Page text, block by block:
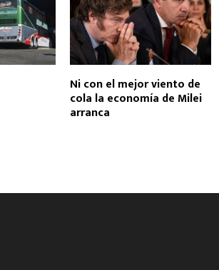
Ni con el mejor viento de
cola la economía de Milei
arranca